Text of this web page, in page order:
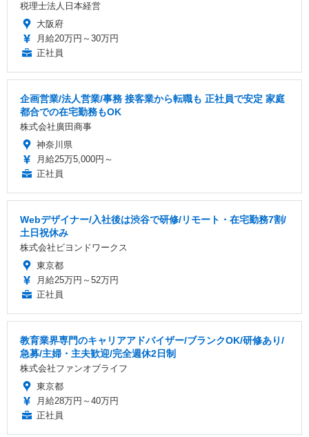
税理士法人日本経営
大阪府
月給20万円～30万円
正社員
企画営業/法人営業/事務 接客業から転職も 正社員で安定 家庭
都合での在宅勤務もOK
株式会社廣田商事
神奈川県
月給25万5,000円～
正社員
Webデザイナー/入社後は渋谷で研修/リモート・在宅勤務7割/
土日祝休み
株式会社ビヨンドワークス
東京都
月給25万円～52万円
正社員
教育業界専門のキャリアアドバイザー/ブランクOK/研修あり/
急募/主婦・主夫歓迎/完全週休2日制
株式会社ファンオブライフ
東京都
月給28万円～40万円
正社員